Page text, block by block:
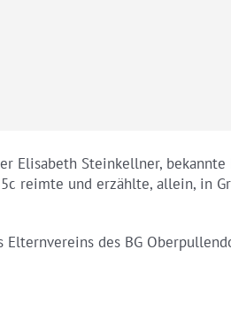
Elisabeth Steinkellner, bekannte
reimte und erzählte, allein, in
des BG